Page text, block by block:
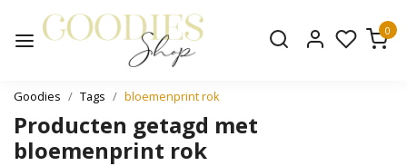
0
Goodies Tags bloemenprint rok
Producten getagd met
bloemenprint rok